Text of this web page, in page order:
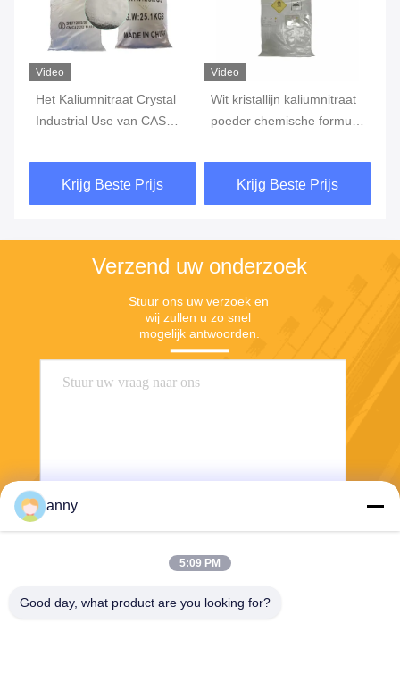
Video
Het Kaliumnitraat Crystal
Industrial Use van CAS
Krijg Beste Prijs
Video
Wit kristallijn kaliumnitraat
poeder chemische formule
Krijg Beste Prijs
Verzend uw onderzoek
Stuur ons uw verzoek en
wij zullen u zo snel
mogelijk antwoorden.
anny
5:09 PM
Good day, what product are you looking for?